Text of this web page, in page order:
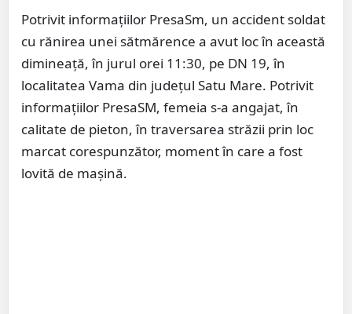
Potrivit informațiilor PresaSm, un accident soldat
cu rănirea unei sătmărence a avut loc în această
dimineață, în jurul orei 11:30, pe DN 19, în
localitatea Vama din județul Satu Mare. Potrivit
informațiilor PresaSM, femeia s-a angajat, în
calitate de pieton, în traversarea străzii prin loc
marcat corespunzător, moment în care a fost
lovită de mașină.